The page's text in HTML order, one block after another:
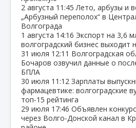
2 августа 11:45 Лето, арбузы и
„Арбузный переполох“ в
Волгограда
1 августа 14:16 Экспорт на 3,6
волгоградский бизнес выходит
31 июля 12:11 Волгоградская
Бочаров озвучил данные о
БПЛА
30 июля 11:12 Зарплаты
фармацевтике: волгоградские
топ‑15 рейтинга
29 июля 17:46 Объявлен
через Волго‑Донской канал в